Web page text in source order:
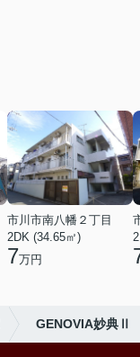
市川市南八幡２丁目
2DK (34.65㎡)
7万円
GENOVIA妙典Ⅱ